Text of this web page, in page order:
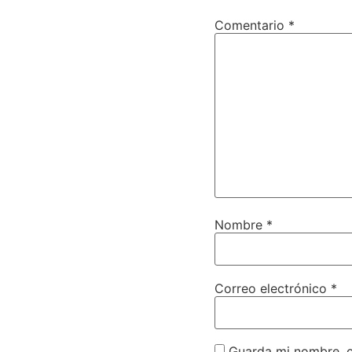
Comentario *
Nombre *
Correo electrónico *